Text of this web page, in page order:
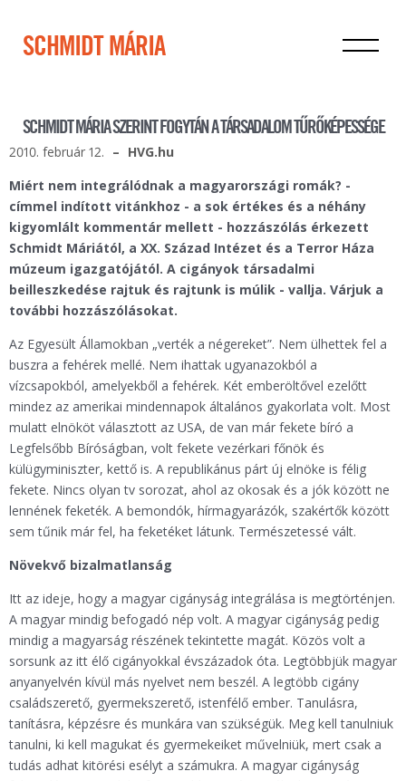
SCHMIDT MÁRIA
SCHMIDT MÁRIA SZERINT FOGYTÁN A TÁRSADALOM TŰRŐKÉPESSÉGE
2010. február 12.
HVG.hu
Miért nem integrálódnak a magyarországi romák? -
címmel indított vitánkhoz - a sok értékes és a néhány
kigyomlált kommentár mellett - hozzászólás érkezett
Schmidt Máriától, a XX. Század Intézet és a Terror Háza
múzeum igazgatójától. A cigányok társadalmi
beilleszkedése rajtuk és rajtunk is múlik - vallja. Várjuk a
további hozzászólásokat.
Az Egyesült Államokban „verték a négereket”. Nem ülhettek fel a
buszra a fehérek mellé. Nem ihattak ugyanazokból a
vízcsapokból, amelyekből a fehérek. Két emberöltővel ezelőtt
mindez az amerikai mindennapok általános gyakorlata volt. Most
mulatt elnököt választott az USA, de van már fekete bíró a
Legfelsőbb Bíróságban, volt fekete vezérkari főnök és
külügyminiszter, kettő is. A republikánus párt új elnöke is félig
fekete. Nincs olyan tv sorozat, ahol az okosak és a jók között ne
lennének feketék. A bemondók, hírmagyarázók, szakértők között
sem tűnik már fel, ha feketéket látunk. Természetessé vált.
Növekvő bizalmatlanság
Itt az ideje, hogy a magyar cigányság integrálása is megtörténjen.
A magyar mindig befogadó nép volt. A magyar cigányság pedig
mindig a magyarság részének tekintette magát. Közös volt a
sorsunk az itt élő cigányokkal évszázadok óta. Legtöbbjük magyar
anyanyelvén kívül más nyelvet nem beszél. A legtöbb cigány
családszerető, gyermekszerető, istenfélő ember. Tanulásra,
tanításra, képzésre és munkára van szükségük. Meg kell tanulniuk
tanulni, ki kell magukat és gyermekeiket művelniük, mert csak a
tudás adhat kitörési esélyt a számukra. A magyar cigányság